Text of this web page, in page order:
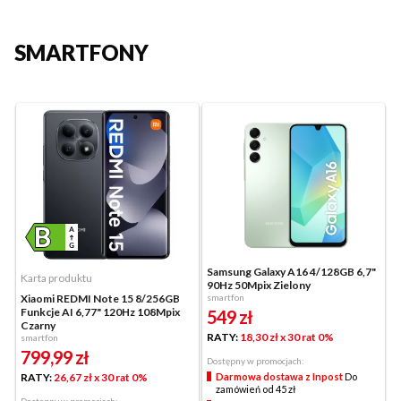
SMARTFONY
Karta produktu
Xiaomi REDMI Note 15 8/256GB
Funkcje AI 6,77" 120Hz 108Mpix
Czarny
smartfon
799,99zł
RATY: 26,67 złx 30 rat 0%
Samsung Galaxy A16 4/128GB 6,7"
90Hz 50Mpix Zielony
smartfon
549zł
RATY: 18,30 złx 30 rat 0%
Dostępny w promocjach:
Darmowa dostawa z InpostDo
zamówień od 45 zł